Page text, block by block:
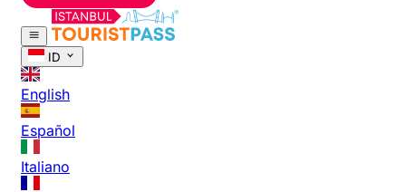
ID
English
Español
Italiano